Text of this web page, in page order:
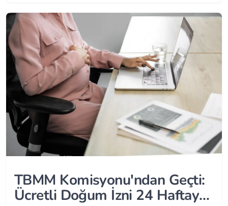
TBMM Komisyonu'ndan Geçti:
Ücretli Doğum İzni 24 Haftaya